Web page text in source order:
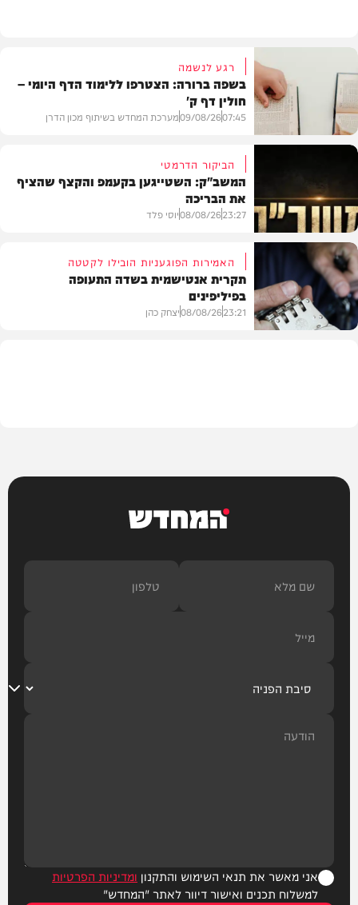
בית המדרש
רגע לנשמה
בשפה ברורה: הצטרפו ללימוד הדף היומי –
חולין דף ק'
07:45
09/08/26מערכת המחדש בשיתוף מכון הדרן
המשב"ק
הביקור הדרמטי
המשב"ק: השטייגען בקעמפ והקצף שהציף
את הבריכה
23:27
08/08/26יוסי פלד
האמירות הפוגעניות הובילו לקטטה
תקרית אנטישמית בשדה התעופה
בפיליפינים
23:21
08/08/26יצחק כהן
המחדש
אני מאשר את תנאי השימוש והתקנון ומדיניות הפרטיות
למשלוח תכנים ואישור דיוור לאתר "המחדש"